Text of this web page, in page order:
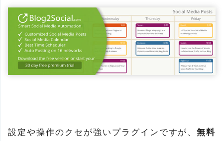
設定や操作のクセが強いプラグインですが、無料